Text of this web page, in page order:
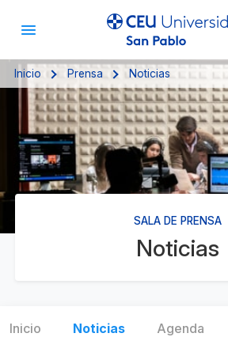
Inicio Prensa Noticias
SALA DE PRENSA
Noticias
Inicio Noticias Agenda